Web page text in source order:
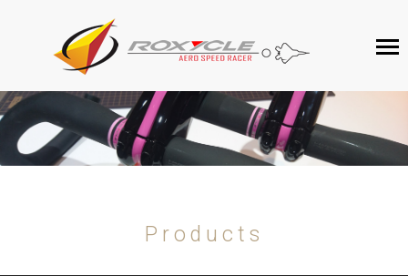
ROXYCLE
產品介紹
客戶服務
Products